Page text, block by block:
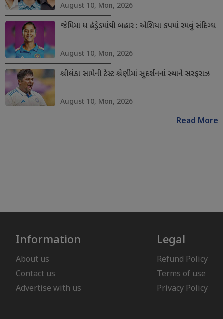
August 10, Mon, 2026
જેમિમા ધ હંડ્રેડમાંથી બહાર : એશિયા કપમાં રમવું સંદિગ્ધ
August 10, Mon, 2026
શ્રીલંકા સામેની ટેસ્ટ શ્રેણીમાં સુદર્શનનાં સ્થાને સરફરાઝ
August 10, Mon, 2026
Read More
Information
About us
Contact us
Advertise with us
Legal
Refund Policy
Terms of use
Privacy Policy